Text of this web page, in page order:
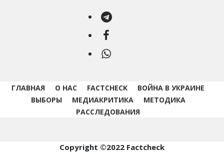
Telegram
Facebook
WhatsApp
ГЛАВНАЯ О НАС FACTCHECK
ВОЙНА В УКРАИНЕ
ВЫБОРЫ
МЕДИАКРИТИКА
МЕТОДИКА
РАССЛЕДОВАНИЯ
Copyright ©2022 Factcheck